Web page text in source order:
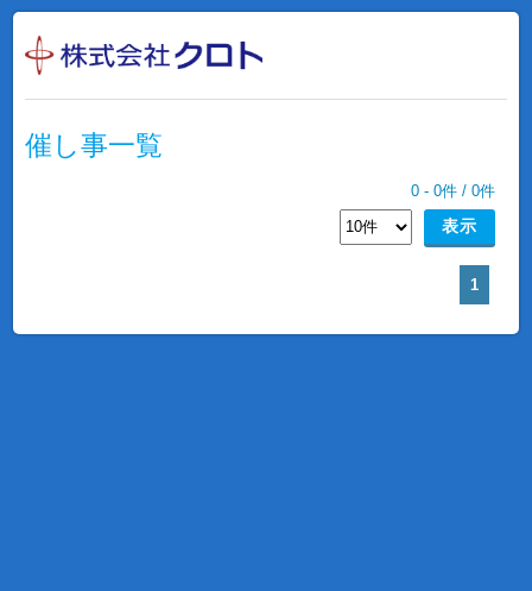
催し事一覧
0- 0件 / 0件
1